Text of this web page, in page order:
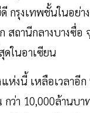
กรุงเทพชั้นในอย่
สถานีกลางบางซื่อ
ในอาเซียน
ห่งนี้ เหลือเวลาอี
ว่า 10,000ล้านบา